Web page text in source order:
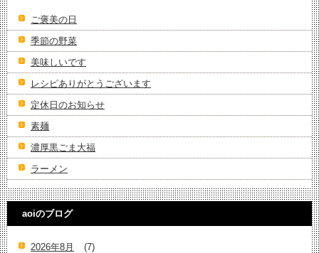
ご褒美の日
季節の野菜
美味しいです
レシピありがとうございます
定休日のお知らせ
素麺
濃厚黒ごま大福
ラーメン
aoiのブログ
2026年8月
(7)